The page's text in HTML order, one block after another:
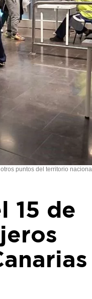
puntos del territorio
15 de